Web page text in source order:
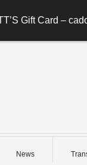
Gift Card –
News